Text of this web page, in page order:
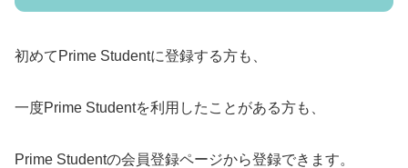
初めてPrime Studentに登録する方も、
一度Prime Studentを利用したことがある方も、
Prime Studentの会員登録ページから登録できます。